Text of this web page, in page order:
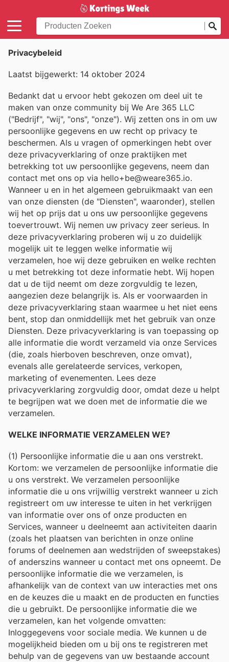
Privacybeleid
Laatst bijgewerkt: 14 oktober 2024
Bedankt dat u ervoor hebt gekozen om deel uit te
maken van onze community bij We Are 365 LLC
("Bedrijf", "wij", "ons", "onze"). Wij zetten ons in om uw
persoonlijke gegevens en uw recht op privacy te
beschermen. Als u vragen of opmerkingen hebt over
deze privacyverklaring of onze praktijken met
betrekking tot uw persoonlijke gegevens, neem dan
contact met ons op via hello+be@weare365.io.
Wanneer u en in het algemeen gebruikmaakt van een
van onze diensten (de "Diensten", waaronder), stellen
wij het op prijs dat u ons uw persoonlijke gegevens
toevertrouwt. Wij nemen uw privacy zeer serieus. In
deze privacyverklaring proberen wij u zo duidelijk
mogelijk uit te leggen welke informatie wij
verzamelen, hoe wij deze gebruiken en welke rechten
u met betrekking tot deze informatie hebt. Wij hopen
dat u de tijd neemt om deze zorgvuldig te lezen,
aangezien deze belangrijk is. Als er voorwaarden in
deze privacyverklaring staan ​​waarmee u het niet eens
bent, stop dan onmiddellijk met het gebruik van onze
Diensten. Deze privacyverklaring is van toepassing op
alle informatie die wordt verzameld via onze Services
(die, zoals hierboven beschreven, onze omvat),
evenals alle gerelateerde services, verkopen,
marketing of evenementen. Lees deze
privacyverklaring zorgvuldig door, omdat deze u helpt
te begrijpen wat we doen met de informatie die we
verzamelen.
WELKE INFORMATIE VERZAMELEN WE?
(1) Persoonlijke informatie die u aan ons verstrekt.
Kortom: we verzamelen de persoonlijke informatie die
u ons verstrekt. We verzamelen persoonlijke
informatie die u ons vrijwillig verstrekt wanneer u zich
registreert om uw interesse te uiten in het verkrijgen
van informatie over ons of onze producten en
Services, wanneer u deelneemt aan activiteiten daarin
(zoals het plaatsen van berichten in onze online
forums of deelnemen aan wedstrijden of sweepstakes)
of anderszins wanneer u contact met ons opneemt. De
persoonlijke informatie die we verzamelen, is
afhankelijk van de context van uw interacties met ons
en de keuzes die u maakt en de producten en functies
die u gebruikt. De persoonlijke informatie die we
verzamelen, kan het volgende omvatten:
Inloggegevens voor sociale media. We kunnen u de
mogelijkheid bieden om u bij ons te registreren met
behulp van de gegevens van uw bestaande account